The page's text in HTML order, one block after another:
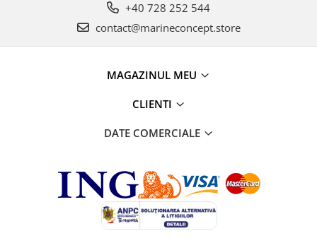
+40 728 252 544
contact@marineconcept.store
MAGAZINUL MEU
CLIENTI
DATE COMERCIALE